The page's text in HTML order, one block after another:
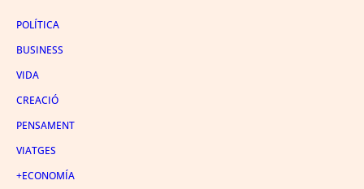
POLÍTICA
BUSINESS
VIDA
CREACIÓ
PENSAMENT
VIATGES
+ECONOMÍA